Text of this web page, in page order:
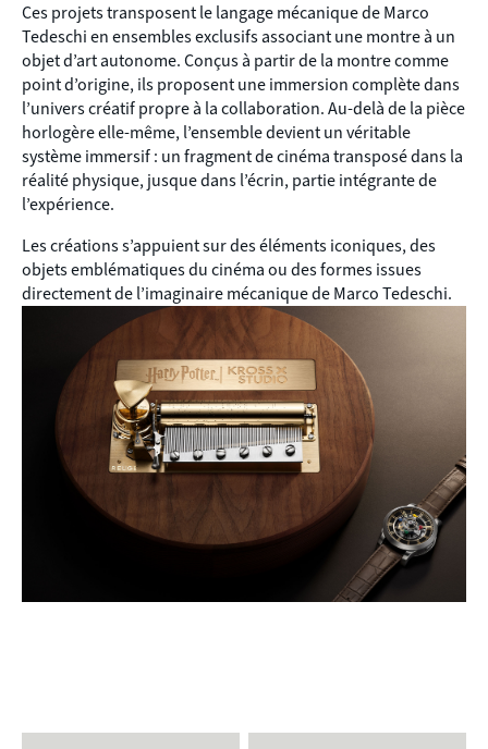
Ces projets transposent le langage mécanique de Marco
Tedeschi en ensembles exclusifs associant une montre à un
objet d’art autonome. Conçus à partir de la montre comme
point d’origine, ils proposent une immersion complète dans
l’univers créatif propre à la collaboration. Au-delà de la pièce
horlogère elle-même, l’ensemble devient un véritable
système immersif : un fragment de cinéma transposé dans la
réalité physique, jusque dans l’écrin, partie intégrante de
l’expérience.
Les créations s’appuient sur des éléments iconiques, des
objets emblématiques du cinéma ou des formes issues
directement de l’imaginaire mécanique de Marco Tedeschi.